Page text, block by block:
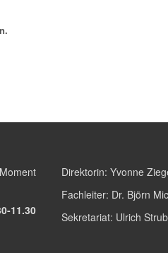
11.30
Direktorin: Yvonne
Fachleiter: Dr. Björn
Sekretariat: Ulrich Strub